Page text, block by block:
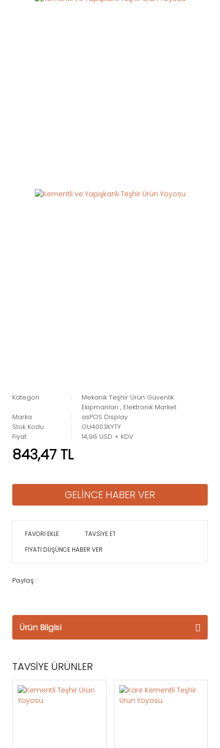
Kategori
Mekanik Teşhir Ürün Güvenlik
Ekipmanları , Elektronik Market
Marka
asPOS Display
Stok Kodu
GU4003KYTY
Fiyat
14,96 USD + KDV
843,47 TL
GELİNCE HABER VER
TAVSİYE ET
FİYATI DÜŞÜNCE HABER VER
Paylaş :
Ürün Bilgisi
TAVSİYE ÜRÜNLER